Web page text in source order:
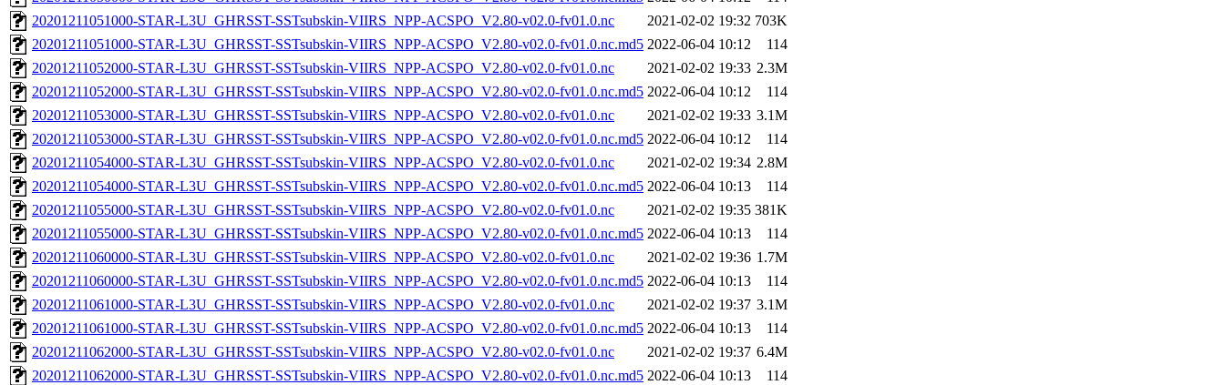
20201211051000-STAR-L3U_GHRSST-SSTsubskin-VIIRS_NPP-ACSPO_V2.80-v02.0-fv01.0.nc
2021-02-02 19:32 703K
20201211051000-STAR-L3U_GHRSST-SSTsubskin-VIIRS_NPP-ACSPO_V2.80-v02.0-fv01.0.nc.md5 2022-06-04 10:12
114
20201211052000-STAR-L3U_GHRSST-SSTsubskin-VIIRS_NPP-ACSPO_V2.80-v02.0-fv01.0.nc
2021-02-02 19:33 2.3M
20201211052000-STAR-L3U_GHRSST-SSTsubskin-VIIRS_NPP-ACSPO_V2.80-v02.0-fv01.0.nc.md5 2022-06-04 10:12
114
20201211053000-STAR-L3U_GHRSST-SSTsubskin-VIIRS_NPP-ACSPO_V2.80-v02.0-fv01.0.nc
2021-02-02 19:33 3.1M
20201211053000-STAR-L3U_GHRSST-SSTsubskin-VIIRS_NPP-ACSPO_V2.80-v02.0-fv01.0.nc.md5 2022-06-04 10:12
114
20201211054000-STAR-L3U_GHRSST-SSTsubskin-VIIRS_NPP-ACSPO_V2.80-v02.0-fv01.0.nc
2021-02-02 19:34 2.8M
20201211054000-STAR-L3U_GHRSST-SSTsubskin-VIIRS_NPP-ACSPO_V2.80-v02.0-fv01.0.nc.md5 2022-06-04 10:13
114
20201211055000-STAR-L3U_GHRSST-SSTsubskin-VIIRS_NPP-ACSPO_V2.80-v02.0-fv01.0.nc
2021-02-02 19:35 381K
20201211055000-STAR-L3U_GHRSST-SSTsubskin-VIIRS_NPP-ACSPO_V2.80-v02.0-fv01.0.nc.md5 2022-06-04 10:13
114
20201211060000-STAR-L3U_GHRSST-SSTsubskin-VIIRS_NPP-ACSPO_V2.80-v02.0-fv01.0.nc
2021-02-02 19:36 1.7M
20201211060000-STAR-L3U_GHRSST-SSTsubskin-VIIRS_NPP-ACSPO_V2.80-v02.0-fv01.0.nc.md5 2022-06-04 10:13
114
20201211061000-STAR-L3U_GHRSST-SSTsubskin-VIIRS_NPP-ACSPO_V2.80-v02.0-fv01.0.nc
2021-02-02 19:37 3.1M
20201211061000-STAR-L3U_GHRSST-SSTsubskin-VIIRS_NPP-ACSPO_V2.80-v02.0-fv01.0.nc.md5 2022-06-04 10:13
114
20201211062000-STAR-L3U_GHRSST-SSTsubskin-VIIRS_NPP-ACSPO_V2.80-v02.0-fv01.0.nc
2021-02-02 19:37 6.4M
20201211062000-STAR-L3U_GHRSST-SSTsubskin-VIIRS_NPP-ACSPO_V2.80-v02.0-fv01.0.nc.md5 2022-06-04 10:13
114